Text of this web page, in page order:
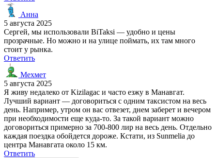
Анна
5 августа 2025
Сергей, мы использовали BiTaksi — удобно и цены
прозрачные. Но можно и на улице поймать, их там много
стоит у рынка.
Ответить
Мехмет
5 августа 2025
Я живу недалеко от Kizilagac и часто езжу в Манавгат.
Лучший вариант — договориться с одним таксистом на весь
день. Например, утром он вас отвезет, днем заберет и вечером
при необходимости еще куда-то. За такой вариант можно
договориться примерно за 700-800 лир на весь день. Отдельно
каждая поездка обойдется дороже. Кстати, из Sunmelia до
центра Манавгата около 15 км.
Ответить